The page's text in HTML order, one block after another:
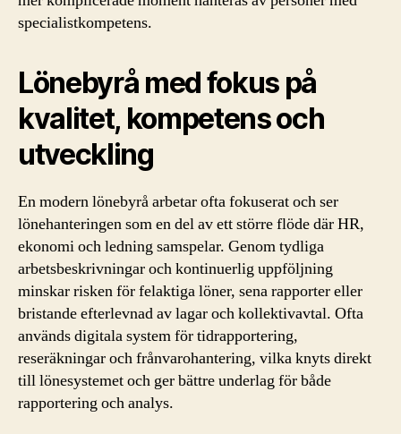
specialistkompetens.
Lönebyrå med fokus på
kvalitet, kompetens och
utveckling
En modern lönebyrå arbetar ofta fokuserat och ser
lönehanteringen som en del av ett större flöde där HR,
ekonomi och ledning samspelar. Genom tydliga
arbetsbeskrivningar och kontinuerlig uppföljning
minskar risken för felaktiga löner, sena rapporter eller
bristande efterlevnad av lagar och kollektivavtal. Ofta
används digitala system för tidrapportering,
reseräkningar och frånvarohantering, vilka knyts direkt
till lönesystemet och ger bättre underlag för både
rapportering och analys.